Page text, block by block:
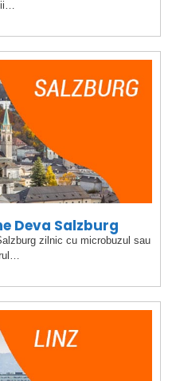
Deva Salzburg
zilnic cu microbuzul sau